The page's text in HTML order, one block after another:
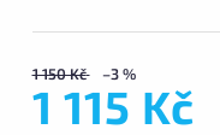
1 150 Kč –3 %
1 115 Kč